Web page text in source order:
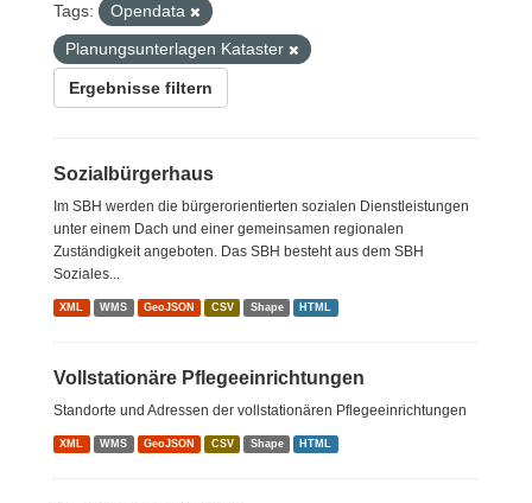
Tags:
Opendata
Planungsunterlagen Kataster
Ergebnisse filtern
Sozialbürgerhaus
Im SBH werden die bürgerorientierten sozialen Dienstleistungen
unter einem Dach und einer gemeinsamen regionalen
Zuständigkeit angeboten. Das SBH besteht aus dem SBH
Soziales...
XML WMS GeoJSON CSV Shape HTML
Vollstationäre Pflegeeinrichtungen
Standorte und Adressen der vollstationären Pflegeeinrichtungen
XML WMS GeoJSON CSV Shape HTML